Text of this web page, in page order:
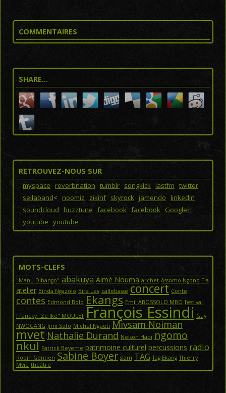
COMMENTAIRES
SHARE…
RETROUVEZ-NOUS SUR
myspace reverbnation tumblr songkick lastfm twitter
sellaband< noomiz zikinf skyrock jamendo linkedin
soundcloud buzztune facebook facebook Google+
youtube youtube
MOTS-CLEFS
"Manu Dibango" abakuya Aimé Nouma archet Assomo Ngono Ela
atelier Binda Ngazolo Bira Lev callebasse concert Conte
contes Edmond Bolo Ekangs Emil ABOSSOLO MBO festival
Francky "Ze Ike" MOULET François Essindi Guy
NWOGANG Jimi Sofo Michel Ngueti Mivsam Noiman
mvet Nathalie Durand Nelson Hadi ngomo
nkul Patrick Beyeme patrimoine culturel percussions radio
Robin Gentien Sabine Boyer slam TAG Tag Ekang Thierry
Mvié théâtre